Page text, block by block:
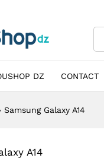
DZ CONTACT
Samsung Galaxy A14
A14